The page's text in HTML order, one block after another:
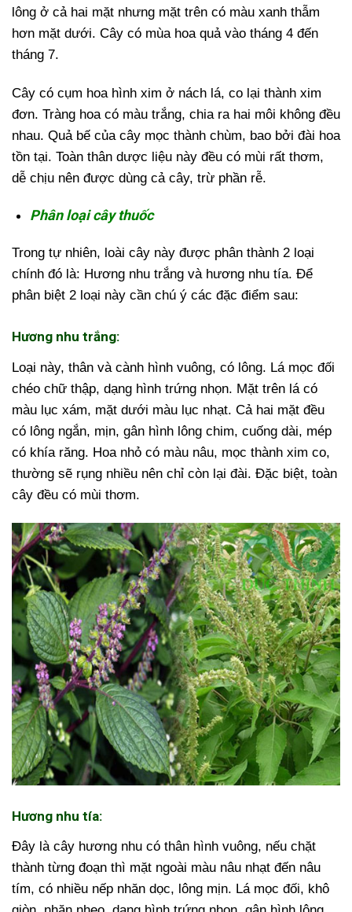
lông ở cả hai mặt nhưng mặt trên có màu xanh thẫm
hơn mặt dưới. Cây có mùa hoa quả vào tháng 4 đến
tháng 7.
Cây có cụm hoa hình xim ở nách lá, co lại thành xim
đơn. Tràng hoa có màu trắng, chia ra hai môi không đều
nhau. Quả bế của cây mọc thành chùm, bao bởi đài hoa
tồn tại. Toàn thân dược liệu này đều có mùi rất thơm,
dễ chịu nên được dùng cả cây, trừ phần rễ.
Phân loại cây thuốc
Trong tự nhiên, loài cây này được phân thành 2 loại
chính đó là: Hương nhu trắng và hương nhu tía. Để
phân biệt 2 loại này cần chú ý các đặc điểm sau:
Hương nhu trắng:
Loại này, thân và cành hình vuông, có lông. Lá mọc đối
chéo chữ thập, dạng hình trứng nhọn. Mặt trên lá có
màu lục xám, mặt dưới màu lục nhạt. Cả hai mặt đều
có lông ngắn, mịn, gân hình lông chim, cuống dài, mép
có khía răng. Hoa nhỏ có màu nâu, mọc thành xim co,
thường sẽ rụng nhiều nên chỉ còn lại đài. Đặc biệt, toàn
cây đều có mùi thơm.
Hương nhu tía:
Đây là cây hương nhu có thân hình vuông, nếu chặt
thành từng đoạn thì mặt ngoài màu nâu nhạt đến nâu
tím, có nhiều nếp nhăn dọc, lông mịn. Lá mọc đối, khô